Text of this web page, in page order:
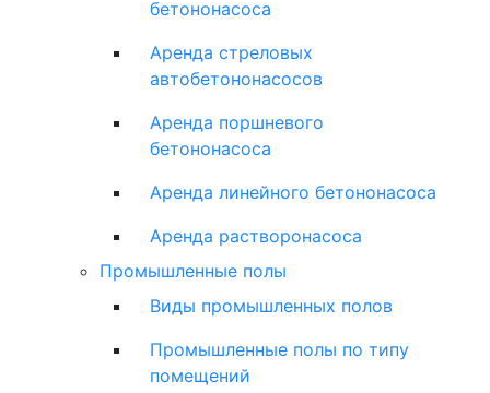
бетононасоса
Аренда стреловых
автобетононасосов
Аренда поршневого
бетононасоса
Аренда линейного бетононасоса
Аренда растворонасоса
Промышленные полы
Виды промышленных полов
Промышленные полы по типу
помещений